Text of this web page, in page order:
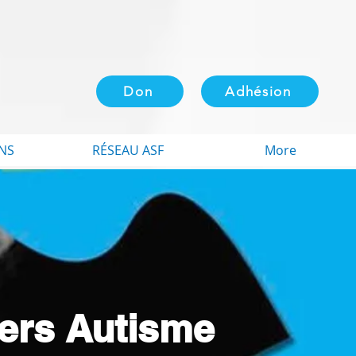
Don
RÉSEAU ASF More
Autisme
Adhésion